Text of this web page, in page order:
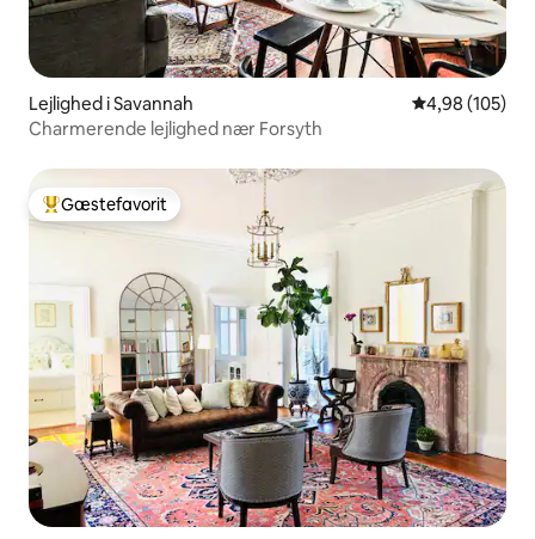
Lejlighed i Savannah 4,98 ud af 5 i
4,98 (105)
Charmerende lejlighed nær Forsyth
Bedste gæstefavorit
Gæstefavorit